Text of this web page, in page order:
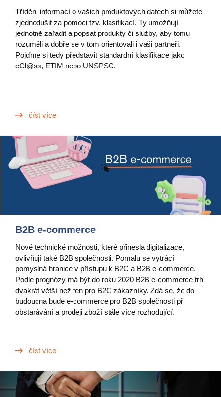
Třídění informací o vašich produktových datech si můžete
zjednodušit za pomoci tzv. klasifikací. Ty umožňují
jednotně zařadit a popsat produkty či služby, aby tomu
rozuměli a dobře se v tom orientovali i vaši partneři.
Pojďme si tedy představit standardní klasifikace jako
eCl@ss, ETIM nebo UNSPSC.
číst více
B2B e-commerce
Nové technické možnosti, které přinesla digitalizace,
ovlivňují také B2B společnosti. Pomalu se vytrácí
pomyslná hranice v přístupu k B2C a B2B e-commerce.
Podle prognózy má být do roku 2020 B2B e-commerce trh
dvakrát větší než ten pro B2C zákazníky. Zdá se, že do
budoucna bude e-commerce pro B2B společnosti při
obstarávání a prodeji zboží stále více rozhodující.
číst více